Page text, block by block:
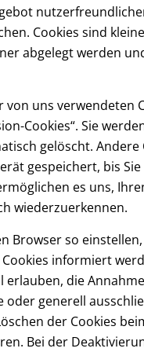
Cookies sind
abgelegt werden
von uns verwendeten
Cookies“. Sie
gelöscht. Andere
gespeichert, bis
es uns,
wiederzuerkennen.
Browser so
informiert
erlauben, die
oder generell
der Cookies
Bei der